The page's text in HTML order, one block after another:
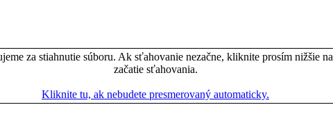
za stiahnutie súboru. Ak sťahovanie nezačne, kliknite prosím nižšie na
začatie sťahovania.
Kliknite tu, ak nebudete presmerovaný automaticky.